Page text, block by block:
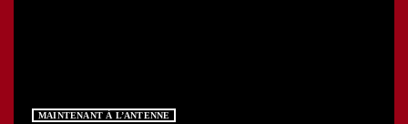
MAINTENANT À L’ANTENNE